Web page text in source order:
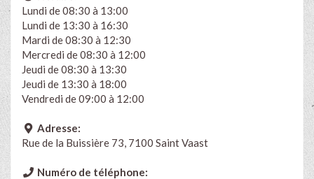
Lundi de 08:30 à 13:00
Lundi de 13:30 à 16:30
Mardi de 08:30 à 12:30
Mercredi de 08:30 à 12:00
Jeudi de 08:30 à 13:30
Jeudi de 13:30 à 18:00
Vendredi de 09:00 à 12:00
Adresse:
Rue de la Buissière 73, 7100 Saint Vaast
Numéro de téléphone: